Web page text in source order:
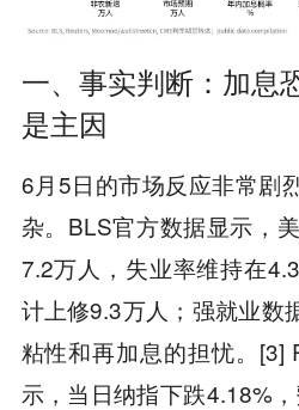
一、事实判断：加息
是主因
6月5日的市场反应非常剧
杂。BLS官方数据显示，
7.2万人，失业率维持在
计上修9.3万人；强就业数
粘性和再加息的担忧。[3]
示，当日纳指下跌4.18%